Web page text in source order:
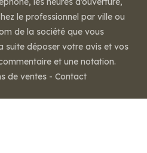
le professionnel par ville ou
de la société que vous
suite déposer votre avis et vos
et une notation.
de ventes - Contact